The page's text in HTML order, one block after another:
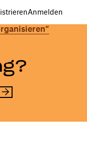
Anmelden